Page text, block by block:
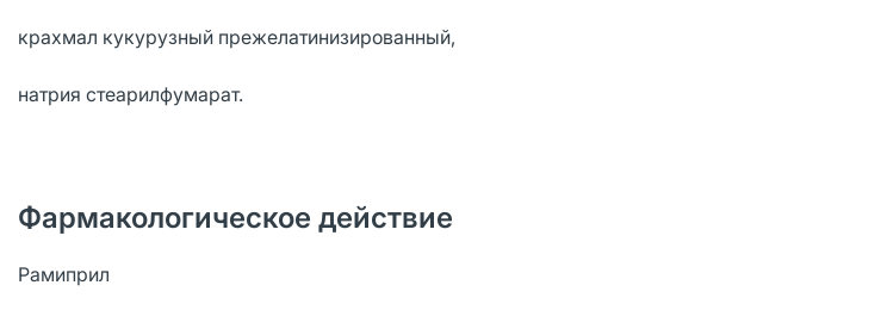
крахмал кукурузный прежелатинизированный,
натрия стеарилфумарат.
Фармакологическое действие
Рамиприл